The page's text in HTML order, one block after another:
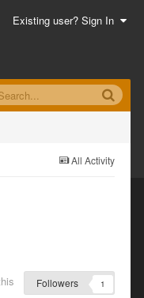
Existing user? Sign In
All Activity
Followers 1